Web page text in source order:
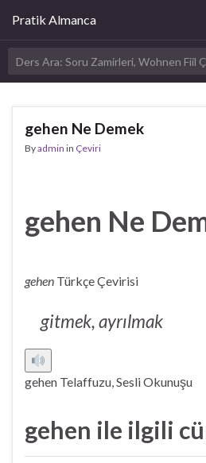
Pratik Almanca
gehen Ne Demek
Byadmin in Çeviri
gehen Ne
gehen Türkçe Çevirisi
gitmek, ayrılmak
gehen Telaffuzu, Sesli Okunuşu
gehen ile ilgili